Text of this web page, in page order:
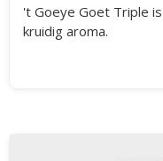
't Goeye Goet Triple
kruidig aroma.